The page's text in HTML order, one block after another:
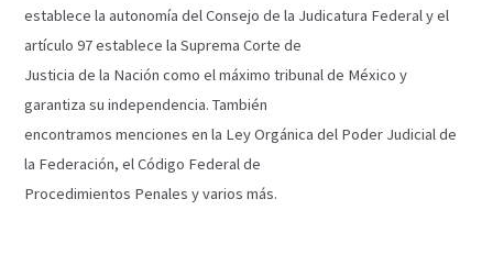
establece la autonomía del Consejo de la Judicatura Federal y el
artículo 97 establece la Suprema Corte de
Justicia de la Nación como el máximo tribunal de México y
garantiza su independencia. También
encontramos menciones en la Ley Orgánica del Poder Judicial de
la Federación, el Código Federal de
Procedimientos Penales y varios más.